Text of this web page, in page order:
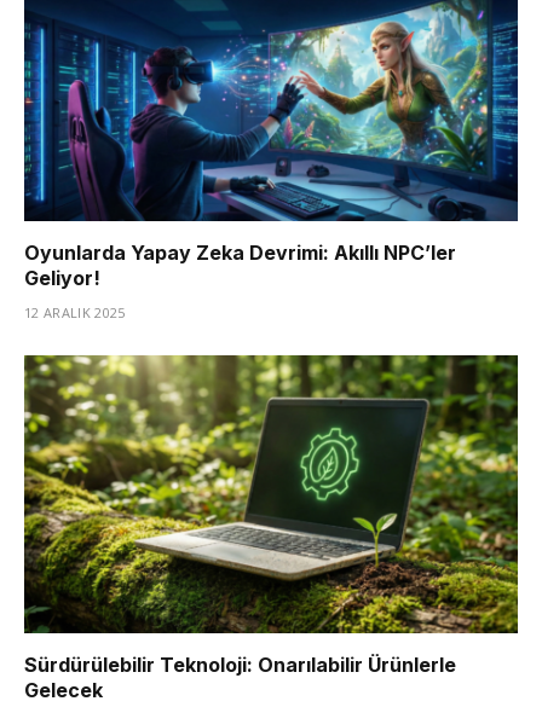
Oyunlarda Yapay Zeka Devrimi: Akıllı NPC’ler
Geliyor!
12 ARALIK 2025
Sürdürülebilir Teknoloji: Onarılabilir Ürünlerle
Gelecek